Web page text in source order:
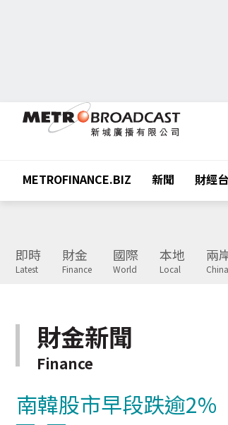
METROFINANCE.BIZ 新聞 財經台
即時
Latest
財金
Finance
國際
World
本地
Local
兩
China
財金新聞
Finance
南韓股市早段跌逾2%